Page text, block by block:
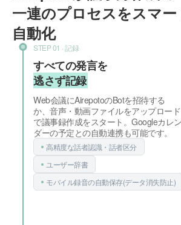
一連のプロセスをスマー
自動化
STEP 01 · 記録
すべての発言を
逃さず記録
Web会議にAirepotoのBotを招待する
か、音声・動画ファイルをアップロード
で議事録作成をスタート。Googleカレン
ダーの予定との自動連携も可能です。
高精度な話者認識・話者区分
ユーザー辞書
モバイル録音の自動保存(データ消失防止)